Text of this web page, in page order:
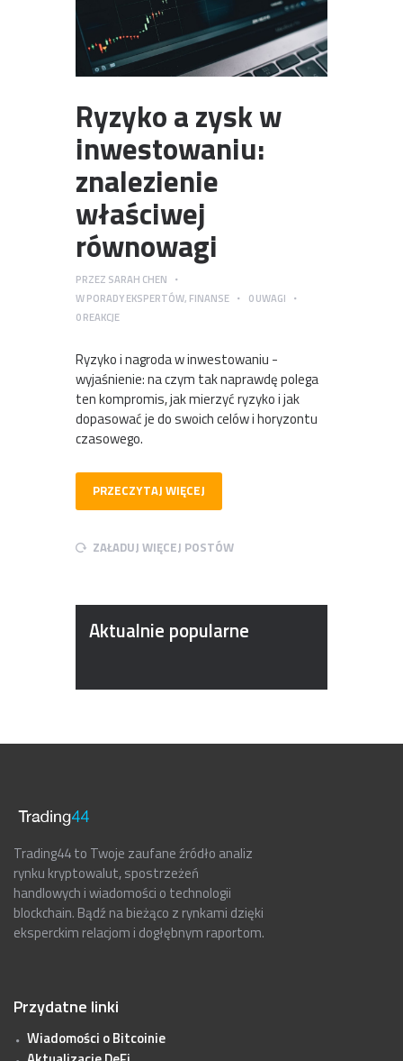
Ryzyko a zysk w
inwestowaniu:
znalezienie
właściwej
równowagi
PRZEZ SARAH CHEN
WPORADY EKSPERTÓW, FINANSE 0UWAGI
0REAKCJE
Ryzyko i nagroda w inwestowaniu -
wyjaśnienie: na czym tak naprawdę polega
ten kompromis, jak mierzyć ryzyko i jak
dopasować je do swoich celów i horyzontu
czasowego.
PRZECZYTAJ WIĘCEJ
ZAŁADUJ WIĘCEJ POSTÓW
Aktualnie popularne
Trading44 to Twoje zaufane źródło analiz
rynku kryptowalut, spostrzeżeń
handlowych i wiadomości o technologii
blockchain. Bądź na bieżąco z rynkami dzięki
eksperckim relacjom i dogłębnym raportom.
Przydatne linki
Wiadomości o Bitcoinie